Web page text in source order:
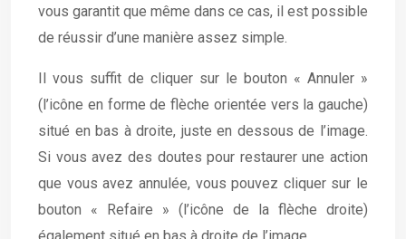
vous garantit que même dans ce cas, il est possible
de réussir d’une manière assez simple.
Il vous suffit de cliquer sur le bouton « Annuler »
(l’icône en forme de flèche orientée vers la gauche)
situé en bas à droite, juste en dessous de l’image.
Si vous avez des doutes pour restaurer une action
que vous avez annulée, vous pouvez cliquer sur le
bouton « Refaire » (l’icône de la flèche droite)